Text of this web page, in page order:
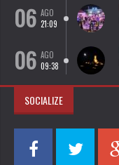
06 AGO
21:09
06 AGO
09:38
SOCIALIZE